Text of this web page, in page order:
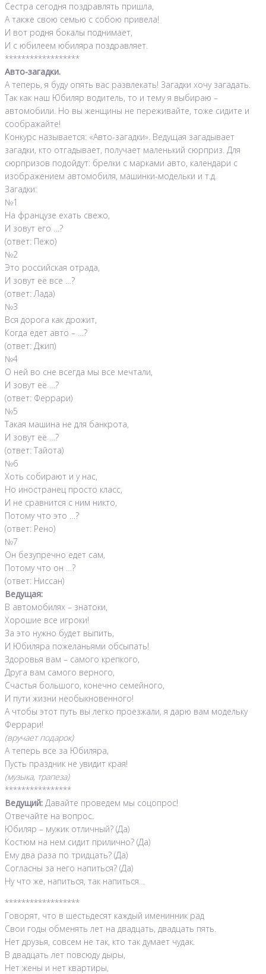
Сестра сегодня поздравлять пришла,
А также свою семью с собою привела!
И вот родня бокалы поднимает,
И с юбилеем юбиляра поздравляет.
******************
Авто-загадки.
А теперь, я буду опять вас развлекать! Загадки хочу загадать.
Так как наш Юбиляр водитель, то и тему я выбираю –
автомобили. Но вы женщины не переживайте, тоже сидите и
соображайте!
Конкурс называется: «Авто-загадки». Ведущая загадывает
загадки, кто отгадывает, получает маленький сюрприз. Для
сюрпризов подойдут: брелки с марками авто, календари с
изображением автомобиля, машинки-модельки и т.д.
Загадки:
№1
На французе ехать свежо,
И зовут его …?
(ответ: Пежо)
№2
Это российская отрада,
И зовут её все …?
(ответ: Лада)
№3
Вся дорога как дрожит,
Когда едет авто – …?
(ответ: Джип)
№4
О ней во сне всегда мы все мечтали,
И зовут её …?
(ответ: Феррари)
№5
Такая машина не для банкрота,
И зовут её …?
(ответ: Тайота)
№6
Хоть собирают и у нас,
Но иностранец просто класс,
И не сравнится с ним никто,
Потому что это …?
(ответ: Рено)
№7
Он безупречно едет сам,
Потому что он …?
(ответ: Ниссан)
Ведущая:
В автомобилях – знатоки,
Хорошие все игроки!
За это нужно будет выпить,
И Юбиляра пожеланьями обсыпать!
Здоровья вам – самого крепкого,
Друга вам самого верного,
Счастья большого, конечно семейного,
И пути жизни необыкновенного!
А чтобы этот путь вы легко проезжали, я дарю вам модельку
Феррари!
(вручает подарок)
А теперь все за Юбиляра,
Пусть праздник не увидит края!
(музыка, трапеза)
****************
Ведущий: Давайте проведем мы соцопрос!
Отвечайте на вопрос.
Юбиляр – мужик отличный? (Да)
Костюм на нем сидит прилично? (Да)
Ему два раза по тридцать? (Да)
Согласны за него напиться? (Да)
Ну что же, напиться, так напиться…
******************
Говорят, что в шестьдесят каждый именинник рад
Свои годы обменять лет на двадцать, двадцать пять.
Нет друзья, совсем не так, кто так думает чудак.
В двадцать лет повсюду дыры,
Нет жены и нет квартиры,